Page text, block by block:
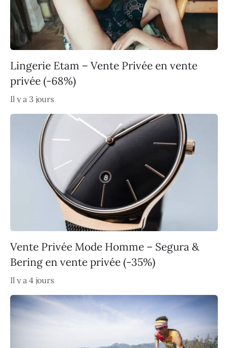
Lingerie Etam – Vente Privée en vente
privée (-68%)
Il y a 3 jours
Vente Privée Mode Homme – Segura &
Bering en vente privée (-35%)
Il y a 4 jours